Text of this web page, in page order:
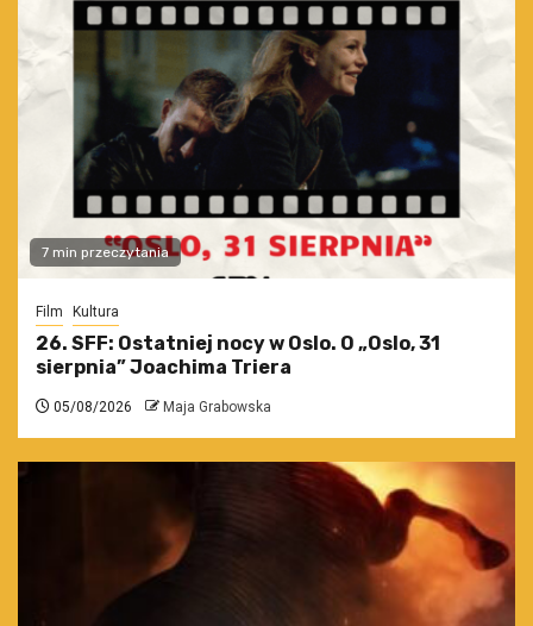
7 min przeczytania
Film Kultura
26. SFF: Ostatniej nocy w Oslo. O „Oslo, 31
sierpnia” Joachima Triera
05/08/2026 Maja Grabowska